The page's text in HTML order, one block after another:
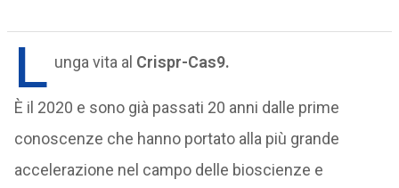
L unga vita al Crispr-Cas9.
È il 2020 e sono già passati 20 anni dalle prime
conoscenze che hanno portato alla più grande
accelerazione nel campo delle bioscienze e